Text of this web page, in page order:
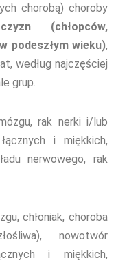
chorobą) choroby
(chłopców,
podeszłym wieku),
według najczęściej
grup.
rak nerki i/lub
i miękkich,
nerwowego, rak
chłoniak, choroba
nowotwór
i miękkich,